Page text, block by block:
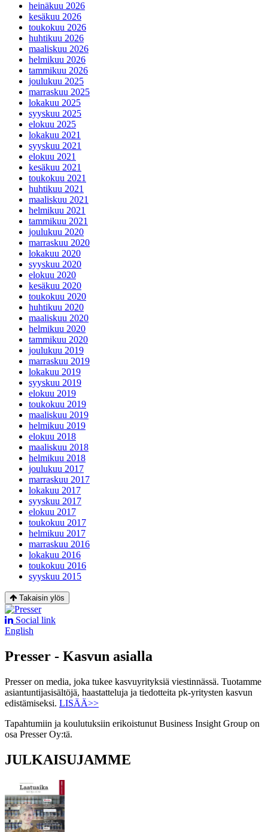
heinäkuu 2026
kesäkuu 2026
toukokuu 2026
huhtikuu 2026
maaliskuu 2026
helmikuu 2026
tammikuu 2026
joulukuu 2025
marraskuu 2025
lokakuu 2025
syyskuu 2025
elokuu 2025
lokakuu 2021
syyskuu 2021
elokuu 2021
kesäkuu 2021
toukokuu 2021
huhtikuu 2021
maaliskuu 2021
helmikuu 2021
tammikuu 2021
joulukuu 2020
marraskuu 2020
lokakuu 2020
syyskuu 2020
elokuu 2020
kesäkuu 2020
toukokuu 2020
huhtikuu 2020
maaliskuu 2020
helmikuu 2020
tammikuu 2020
joulukuu 2019
marraskuu 2019
lokakuu 2019
syyskuu 2019
elokuu 2019
toukokuu 2019
maaliskuu 2019
helmikuu 2019
elokuu 2018
maaliskuu 2018
helmikuu 2018
joulukuu 2017
marraskuu 2017
lokakuu 2017
syyskuu 2017
elokuu 2017
toukokuu 2017
helmikuu 2017
marraskuu 2016
lokakuu 2016
toukokuu 2016
syyskuu 2015
Takaisin ylös
Social link
English
Presser - Kasvun asialla
Presser on media, joka tukee kasvuyrityksiä viestinnässä. Tuotamme
asiantuntijasisältöjä, haastatteluja ja tiedotteita pk-yritysten kasvun
edistämiseksi. LISÄÄ>>
Tapahtumiin ja koulutuksiin erikoistunut Business Insight Group on
osa Presser Oy:tä.
JULKAISUJAMME